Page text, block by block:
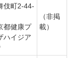
伎町2-44-
都健康プ
ハイジア
（非掲
載）